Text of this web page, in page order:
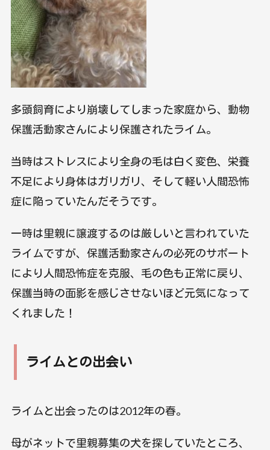
多頭飼育により崩壊してしまった家庭から、動物
保護活動家さんにより保護されたライム。
当時はストレスにより全身の毛は白く変色、栄養
不足により身体はガリガリ、そして軽い人間恐怖
症に陥っていたんだそうです。
一時は里親に譲渡するのは厳しいと言われていた
ライムですが、保護活動家さんの必死のサポート
により人間恐怖症を克服、毛の色も正常に戻り、
保護当時の面影を感じさせないほど元気になって
くれました！
ライムとの出会い
ライムと出会ったのは2012年の春。
母がネットで里親募集の犬を探していたところ、